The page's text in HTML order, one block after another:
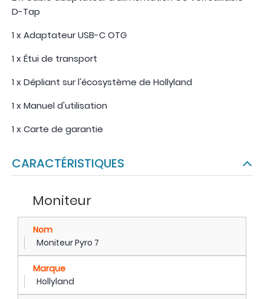
D-Tap
1 x Adaptateur USB-C OTG
1 x Étui de transport
1 x Dépliant sur l'écosystème de Hollyland
1 x Manuel d'utilisation
1 x Carte de garantie
CARACTÉRISTIQUES
Moniteur
Nom
Moniteur Pyro 7
Marque
Hollyland